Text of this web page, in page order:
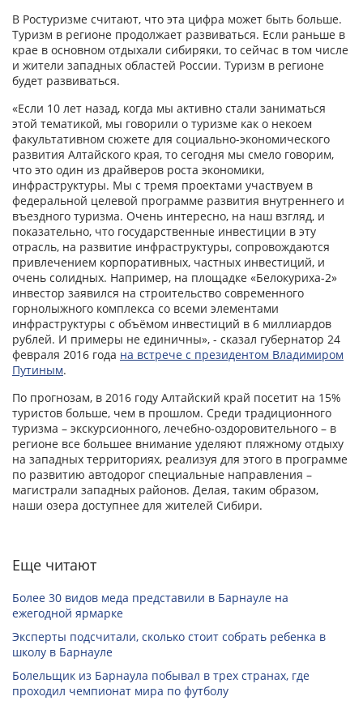
В Ростуризме считают, что эта цифра может быть больше.
Туризм в регионе продолжает развиваться. Если раньше в
крае в основном отдыхали сибиряки, то сейчас в том числе
и жители западных областей России. Туризм в регионе
будет развиваться.
«Если 10 лет назад, когда мы активно стали заниматься
этой тематикой, мы говорили о туризме как о некоем
факультативном сюжете для социально-экономического
развития Алтайского края, то сегодня мы смело говорим,
что это один из драйверов роста экономики,
инфраструктуры. Мы с тремя проектами участвуем в
федеральной целевой программе развития внутреннего и
въездного туризма. Очень интересно, на наш взгляд, и
показательно, что государственные инвестиции в эту
отрасль, на развитие инфраструктуры, сопровождаются
привлечением корпоративных, частных инвестиций, и
очень солидных. Например, на площадке «Белокуриха-2»
инвестор заявился на строительство современного
горнолыжного комплекса со всеми элементами
инфраструктуры с объёмом инвестиций в 6 миллиардов
рублей. И примеры не единичны», - сказал губернатор 24
февраля 2016 года на встрече с президентом Владимиром
Путиным.
По прогнозам, в 2016 году Алтайский край посетит на 15%
туристов больше, чем в прошлом. Среди традиционного
туризма – экскурсионного, лечебно-оздоровительного – в
регионе все большее внимание уделяют пляжному отдыху
на западных территориях, реализуя для этого в программе
по развитию автодорог специальные направления –
магистрали западных районов. Делая, таким образом,
наши озера доступнее для жителей Сибири.
Еще читают
Более 30 видов меда представили в Барнауле на
ежегодной ярмарке
Эксперты подсчитали, сколько стоит собрать ребенка в
школу в Барнауле
Болельщик из Барнаула побывал в трех странах, где
проходил чемпионат мира по футболу